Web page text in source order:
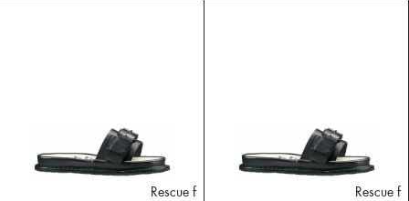
Rescue f Rescue f